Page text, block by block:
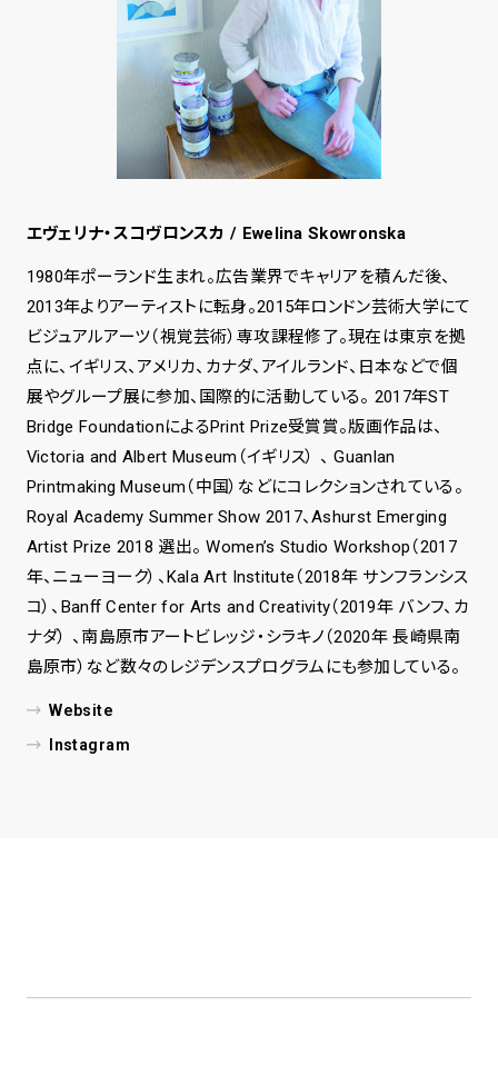
エヴェリナ・スコヴロンスカ / Ewelina Skowronska
1980年ポーランド生まれ。広告業界でキャリアを積んだ後、
2013年よりアーティストに転身。2015年ロンドン芸術大学にて
ビジュアルアーツ（視覚芸術）専攻課程修了。現在は東京を拠
点に、イギリス、アメリカ、カナダ、アイルランド、日本などで個
展やグループ展に参加、国際的に活動している。 2017年ST
Bridge FoundationによるPrint Prize受賞賞。版画作品は、
Victoria and Albert Museum（イギリス） 、 Guanlan
Printmaking Museum（中国）などにコレクションされている。
Royal Academy Summer Show 2017、Ashurst Emerging
Artist Prize 2018 選出。 Womenʼs Studio Workshop（2017
年、ニューヨーク）、Kala Art Institute（2018年 サンフランシス
コ）、Banﬀ Center for Arts and Creativity（2019年 バンフ、カ
ナダ） 、南島原市アートビレッジ・シラキノ（2020年 長崎県南
島原市）など数々のレジデンスプログラムにも参加している。
Website
Instagram